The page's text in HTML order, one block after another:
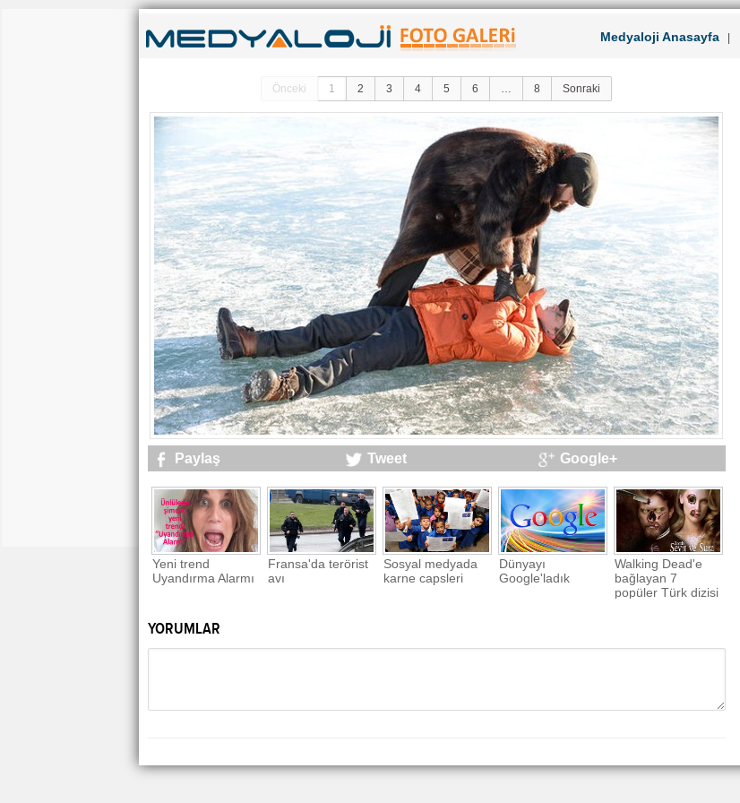
Medyaloji Anasayfa|
Önceki 1 2 3 4 5 6 … 8 Sonraki
Paylaş Tweet Google+
Yeni trend
Uyandırma Alarmı
Fransa'da terörist
avı
Sosyal medyada
karne capsleri
Dünyayı
Google'ladık
Walking Dead'e
bağlayan 7
popüler Türk dizisi
YORUMLAR